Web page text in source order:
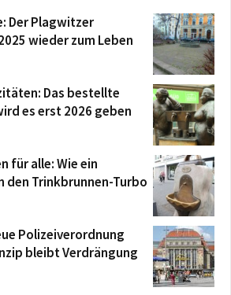
Der Plagwitzer
wieder zum Leben
Das bestellte
es erst 2026 geben
für alle: Wie ein
den Trinkbrunnen-Turbo
Polizeiverordnung
bleibt Verdrängung